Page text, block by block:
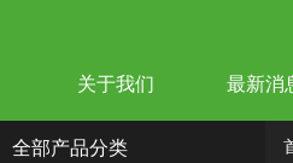
关于我们 最新消
全部产品分类